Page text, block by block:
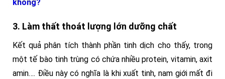
không?
3. Làm thất thoát lượng lớn dưỡng chất
Kết quả phân tích thành phần tinh dịch cho thấy, trong
một tế bào tinh trùng có chứa nhiều protein, vitamin, axit
amin…. Điều này có nghĩa là khi xuất tinh, nam giới mất đi